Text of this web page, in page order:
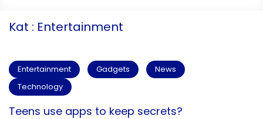
Kat : Entertainment
Entertainment Gadgets
News
Technology
Teens use apps to keep secrets?